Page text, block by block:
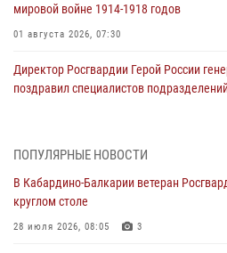
мировой войне 1914-1918 годов
01 августа 2026, 07:30
Директор Росгвардии Герой России
поздравил специалистов
направлении
31 июля 2026, 09:22
ПОПУЛЯРНЫЕ НОВОСТИ
В Кабардино-Балкарии ветеран
круглом столе
28 июля 2026, 08:05 3